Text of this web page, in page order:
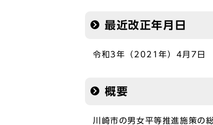
最近改正年月日
令和3年（2021年）4月7日
概要
川崎市の男女平等推進施策の